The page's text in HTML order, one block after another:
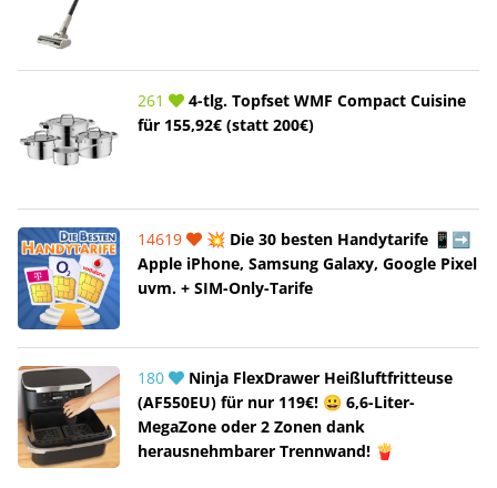
261
4-tlg. Topfset WMF Compact Cuisine
für 155,92€ (statt 200€)
14619
💥 Die 30 besten Handytarife 📱➡️
Apple iPhone, Samsung Galaxy, Google Pixel
uvm. + SIM-Only-Tarife
180
Ninja FlexDrawer Heißluftfritteuse
(AF550EU) für nur 119€! 😀 6,6-Liter-
MegaZone oder 2 Zonen dank
herausnehmbarer Trennwand! 🍟